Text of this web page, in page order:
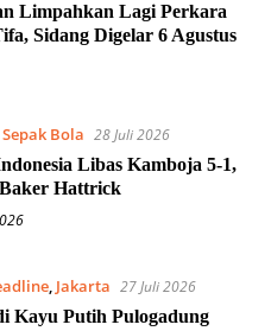
Limpahkan Lagi Perkara
Sidang Digelar 6 Agustus
Sepak Bola 28 Juli 2026
Libas Kamboja 5-1,
Hattrick
, Jakarta 27 Juli 2026
Kayu Putih Pulogadung